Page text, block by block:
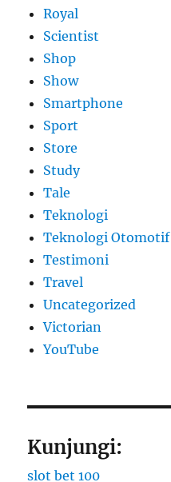
Royal
Scientist
Shop
Show
Smartphone
Sport
Store
Study
Tale
Teknologi
Teknologi Otomotif
Testimoni
Travel
Uncategorized
Victorian
YouTube
Kunjungi:
slot bet 100